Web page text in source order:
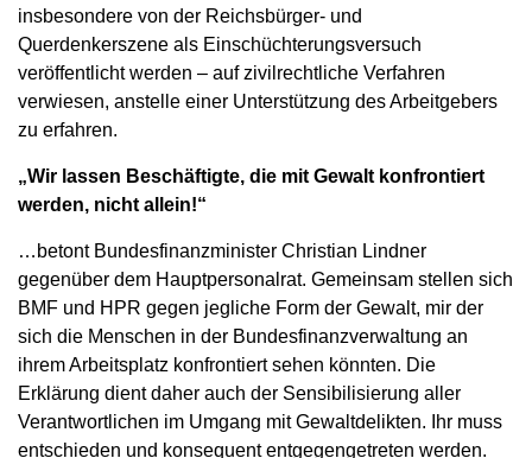
insbesondere von der Reichsbürger- und
Querdenkerszene als Einschüchterungsversuch
veröffentlicht werden – auf zivilrechtliche Verfahren
verwiesen, anstelle einer Unterstützung des Arbeitgebers
zu erfahren.
„Wir lassen Beschäftigte, die mit Gewalt konfrontiert
werden, nicht allein!“
…betont Bundesfinanzminister Christian Lindner
gegenüber dem Hauptpersonalrat. Gemeinsam stellen sich
BMF und HPR gegen jegliche Form der Gewalt, mir der
sich die Menschen in der Bundesfinanzverwaltung an
ihrem Arbeitsplatz konfrontiert sehen könnten. Die
Erklärung dient daher auch der Sensibilisierung aller
Verantwortlichen im Umgang mit Gewaltdelikten. Ihr muss
entschieden und konsequent entgegengetreten werden.